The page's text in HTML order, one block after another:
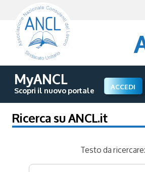
MyANCL
Scopri il nuovo portale ACCEDI
Ricerca su ANCL.it
Testo da ricercare: